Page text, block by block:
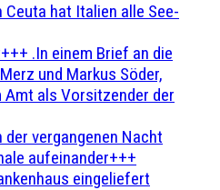
hat Italien alle See-
.In einem Brief an die
und Markus Söder,
als Vorsitzender der
vergangenen Nacht
aufeinander+++
eingeliefert